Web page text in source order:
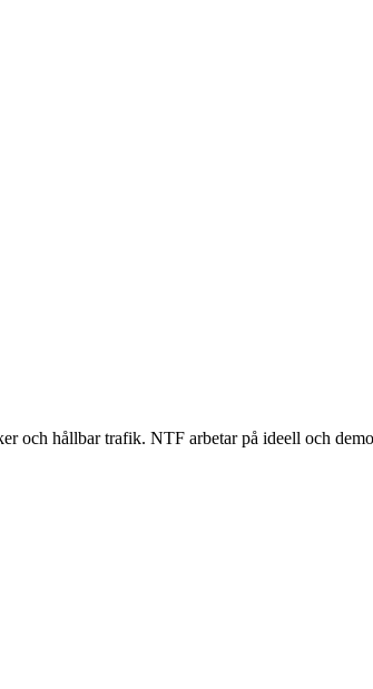
och hållbar trafik. NTF arbetar på ideell och